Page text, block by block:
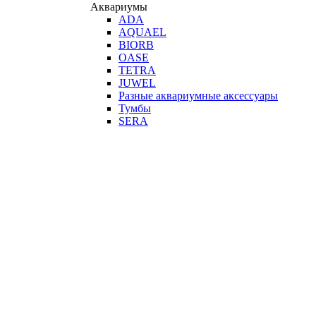
Аквариумы
ADA
AQUAEL
BIORB
OASE
TETRA
JUWEL
Разные аквариумные аксессуары
Тумбы
SERA